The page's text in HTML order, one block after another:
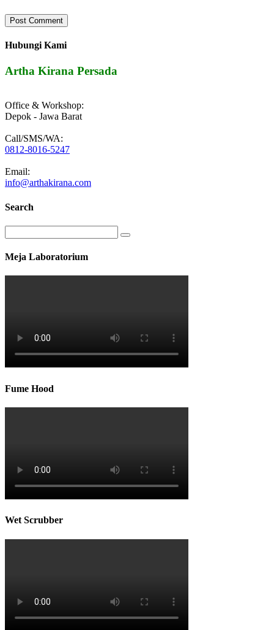
Hubungi Kami
Artha Kirana Persada
Office & Workshop:
Depok - Jawa Barat
Call/SMS/WA:
0812-8016-5247
Email:
info@arthakirana.com
Search
Meja Laboratorium
Fume Hood
Wet Scrubber